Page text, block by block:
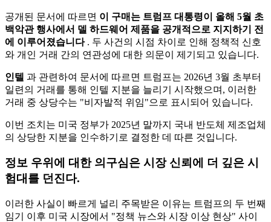
공개된 문서에 따르면 이 구매는 트럼프 대통령이 올해 5월 초
백악관 행사에서 델 하드웨어 제품을 공개적으로 지지하기 전
에 이루어졌습니다. 두 사건의 시점 차이로 인해 정책적 신호
와 개인 거래 간의 연관성에 대한 의문이 제기되고 있습니다.
인텔 과 관련하여 문서에 따르면 트럼프는 2026년 3월 초부터
일련의 거래를 통해 인텔 지분을 늘리기 시작했으며, 이러한
거래 중 상당수는 "비자발적 위임"으로 표시되어 있습니다.
이번 조치는 미국 정부가 2025년 말까지 국내 반도체 제조업체
의 상당한 지분을 인수하기로 결정한 데 따른 것입니다.
정보 우위에 대한 의구심은 시장 신뢰에 더 깊은 시
험대를 던진다.
이러한 사실이 빠르게 널리 주목받은 이유는 트럼프의 두 번째
임기 이후 미국 시장에서 "정책 뉴스와 시장 이상 현상" 사이